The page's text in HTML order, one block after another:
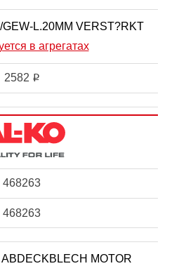
L.20MM VERST?RKT
в агрегатах
2582 i
468263
468263
MOTOR